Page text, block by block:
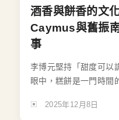
酒香與餅香的文
Caymus與舊振
事
李博元堅持「甜度可以
眼中，糕餅是一門時間
2025年12月8日